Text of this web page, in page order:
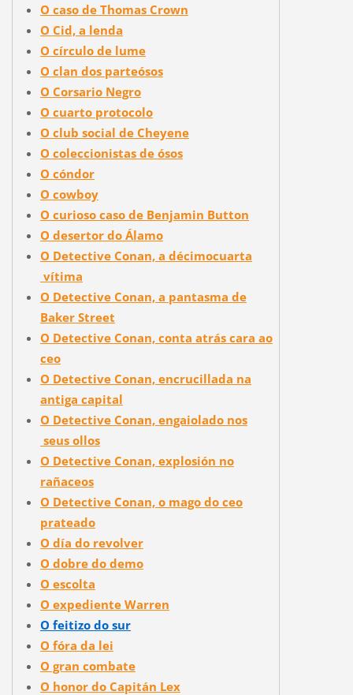
O caso de Thomas Crown
O Cid, a lenda
O círculo de lume
O clan dos parteósos
O Corsario Negro
O cuarto protocolo
O club social de Cheyene
O coleccionistas de ósos
O cóndor
O cowboy
O curioso caso de Benjamin Button
O desertor do Álamo
O Detective Conan, a décimocuarta
vítima
O Detective Conan, a pantasma de
Baker Street
O Detective Conan, conta atrás cara ao
ceo
O Detective Conan, encrucillada na
antiga capital
O Detective Conan, engaiolado nos
seus ollos
O Detective Conan, explosión no
rañaceos
O Detective Conan, o mago do ceo
prateado
O día do revolver
O dobre do demo
O escolta
O expediente Warren
O feitizo do sur
O fóra da lei
O gran combate
O honor do Capitán Lex